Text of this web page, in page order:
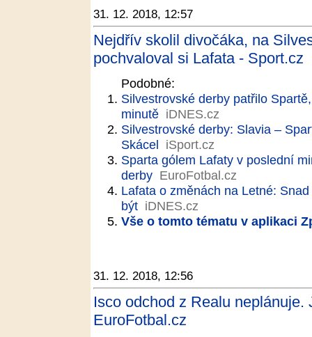
31. 12. 2018, 12:57
Nejdřív skolil divočáka, na
pochvaloval si Lafata - Sport.cz
Podobné:
Silvestrovské derby patřilo
minutě iDNES.cz
Silvestrovské derby: Slavia –
Skácel iSport.cz
Sparta gólem Lafaty v poslední
derby EuroFotbal.cz
Lafata o změnách na Letné:
být iDNES.cz
Vše o tomto tématu v aplikaci
31. 12. 2018, 12:56
Isco odchod z Realu
EuroFotbal.cz